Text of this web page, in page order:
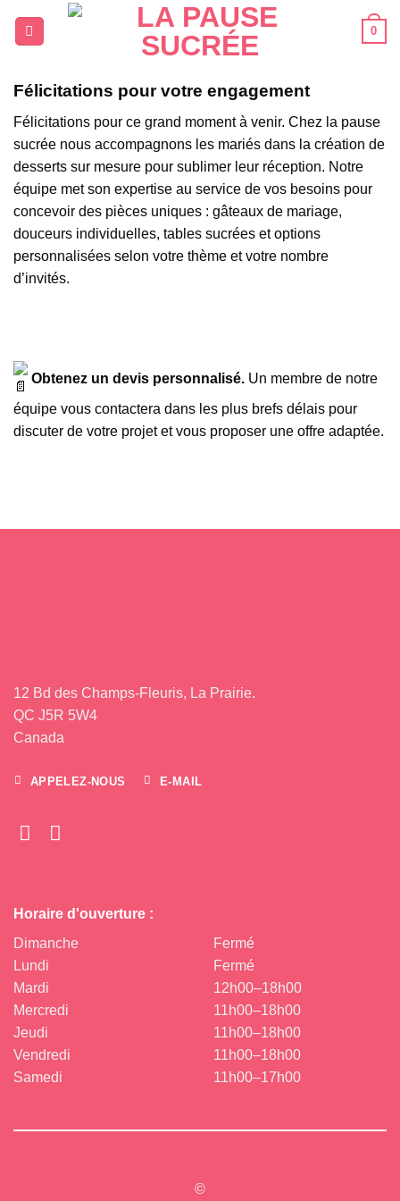
0
Félicitations pour votre engagement
Félicitations pour ce grand moment à venir. Chez la pause
sucrée nous accompagnons les mariés dans la création de
desserts sur mesure pour sublimer leur réception. Notre
équipe met son expertise au service de vos besoins pour
concevoir des pièces uniques : gâteaux de mariage,
douceurs individuelles, tables sucrées et options
personnalisées selon votre thème et votre nombre
d’invités.
Obtenez un devis personnalisé. Un membre de notre
équipe vous contactera dans les plus brefs délais pour
discuter de votre projet et vous proposer une offre adaptée.
12 Bd des Champs-Fleuris, La Prairie.
QC J5R 5W4
Canada
APPELEZ-NOUS E-MAIL
Horaire d'ouverture :
Dimanche
Lundi
Mardi
Mercredi
Jeudi
Vendredi
Samedi
Fermé
Fermé
12h00–18h00
11h00–18h00
11h00–18h00
11h00–18h00
11h00–17h00
©